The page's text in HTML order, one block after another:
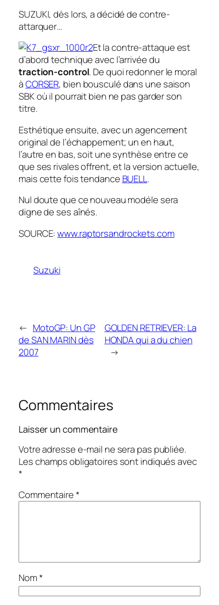
SUZUKI, dès lors, a décidé de contre-
attarquer…
Et la contre-attaque est
d’abord technique avec l’arrivée du
traction-control. De quoi redonner le moral
àCORSER, bien bousculé dans une saison
SBK où il pourrait bien ne pas garder son
titre.
Esthétique ensuite, avec un agencement
original de l’échappement; un en haut,
l’autre en bas, soit une synthèse entre ce
que ses rivales offrent, et la version actuelle,
mais cette fois tendance BUELL.
Nul doute que ce nouveau modéle sera
digne de ses aînés.
SOURCE:www.raptorsandrockets.com
Suzuki
← MotoGP: Un GP
de SAN MARIN dès
2007
GOLDEN RETRIEVER: La
HONDA qui a du chien
→
Commentaires
Laisser un commentaire
Votre adresse e-mail ne sera pas publiée.
Les champs obligatoires sont indiqués avec
*
Commentaire*
Nom*